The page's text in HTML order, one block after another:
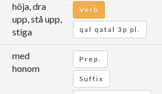
höja, dra
upp, stå upp,
stiga
Verb
qal qatal 3p pl.
med
honom
Prep.
Suffix